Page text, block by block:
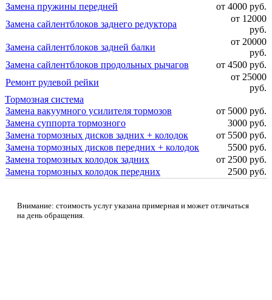
Замена пружины передней
от 4000 руб.
Замена сайлентблоков заднего редуктора
от 12000
руб.
Замена сайлентблоков задней балки
от 20000
руб.
Замена сайлентблоков продольных рычагов
от 4500 руб.
Ремонт рулевой рейки
от 25000
руб.
Тормозная система
Замена вакуумного усилителя тормозов
от 5000 руб.
Замена суппорта тормозного
3000 руб.
Замена тормозных дисков задних + колодок
от 5500 руб.
Замена тормозных дисков передних + колодок
5500 руб.
Замена тормозных колодок задних
от 2500 руб.
Замена тормозных колодок передних
2500 руб.
Внимание: стоимость услуг указана примерная и может отличаться
на день обращения.